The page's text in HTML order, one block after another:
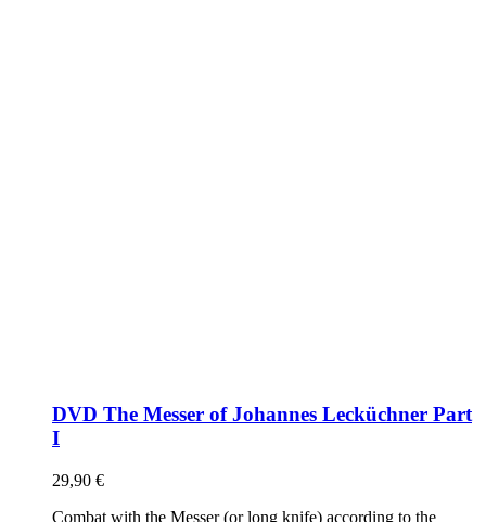
DVD The Messer of Johannes Lecküchner Part
I
29,90 €
Combat with the Messer (or long knife) according to the